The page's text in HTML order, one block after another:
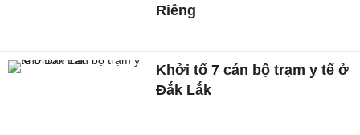
Riêng
Khởi tố 7 cán bộ trạm y tế ở
Đắk Lắk